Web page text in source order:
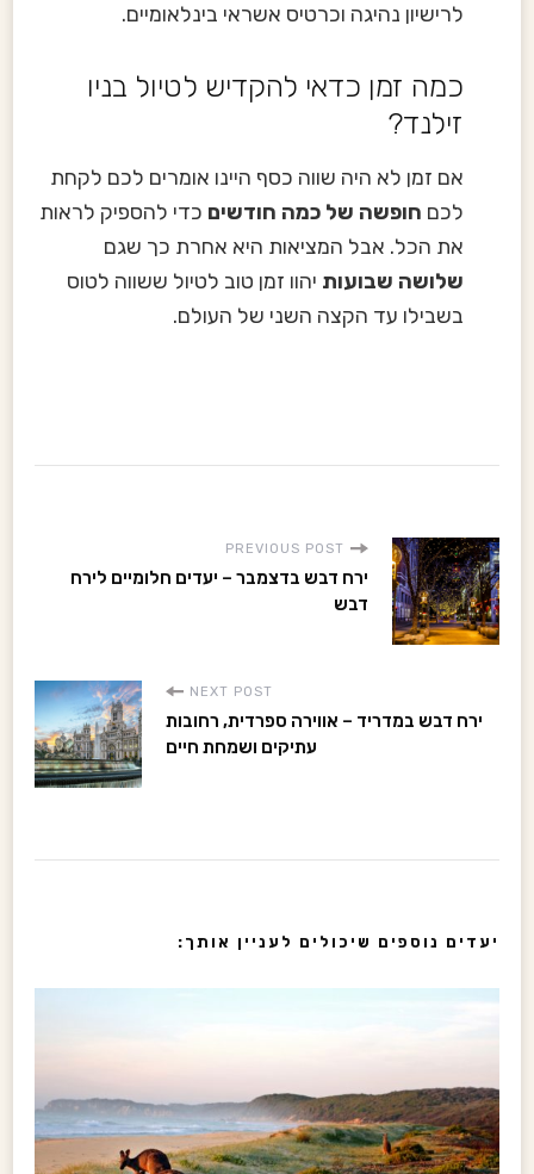
לרישיון נהיגה וכרטיס אשראי בינלאומיים.
כמה זמן כדאי להקדיש לטיול בניו
זילנד?
אם זמן לא היה שווה כסף היינו אומרים לכם לקחת
לכם חופשה של כמה חודשים כדי להספיק לראות
את הכל. אבל המציאות היא אחרת כך שגם
שלושה שבועות יהוו זמן טוב לטיול ששווה לטוס
בשבילו עד הקצה השני של העולם.
P
o
t
i
g
t
PREVIOUS POST
ירח דבש בדצמבר – יעדים חלומיים לירח
דבש
NEXT POST
ירח דבש במדריד – אווירה ספרדית, רחובות
עתיקים ושמחת חיים
יעדים נוספים שיכולים לעניין אותך: